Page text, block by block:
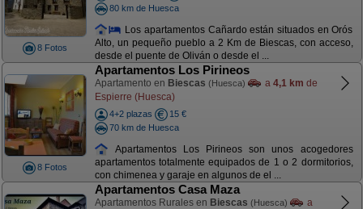
8 Fotos
80 km de Huesca
Los apartamentos Cañardo están situados en Orós
Alto, un pequeño pueblo a 2 Km de Biescas, con acceso,
desde el puente de Oliván o desde el ...
8 Fotos
Apartamentos Los Pirineos
Apartamento en Biescas (Huesca) a 4,1 km de
Espierre (Huesca)
4+2 plazas
15 €
70 km de Huesca
Apartamentos Los Pirineos son unos acogedores
apartamentos totalmente equipados de 1 o 2 dormitorios,
con chimenea y garaje en algunos de el ...
Apartamentos Casa Maza
Apartamentos Rurales en Biescas (Huesca)
a